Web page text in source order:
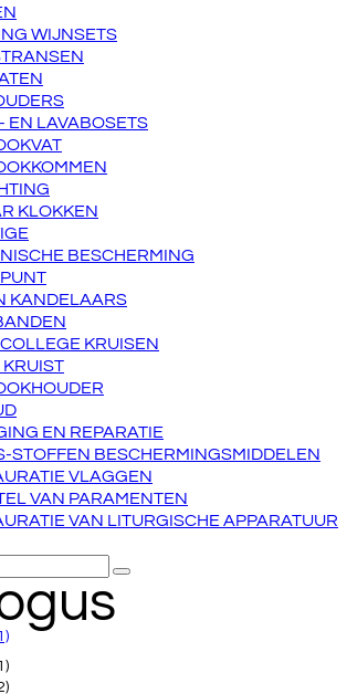
WIJNSETS
EN LAVABOSETS
KLOKKEN
BESCHERMING
KANDELAARS
KRUISEN
KRUIST
EN REPARATIE
STOFFEN BESCHERMINGSMIDDELEN
VLAGGEN
VAN PARAMENTEN
VAN LITURGISCHE APPARATUUR
Verzenden